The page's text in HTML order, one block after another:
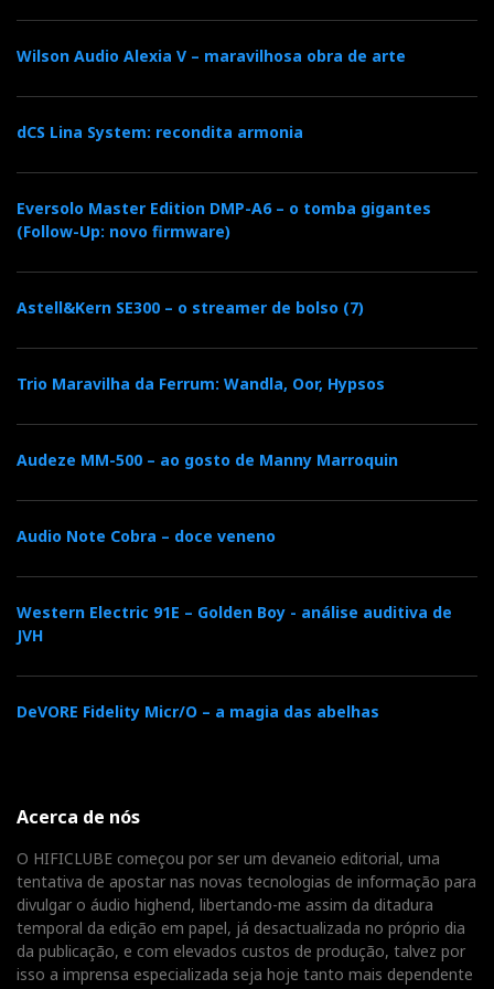
Input Impedance:
Output Impedance:
Dimensions without integra legs:420mm (w) x
670mm (d) x 310mm (h)
Weight:86kg
ULTIMA 3 mono power amp
Frequency Response:1dB @ 0.2Hz to 46kHz and
-3dB 0.1Hz to 200kHz
Signal to Noise Ratio:Better than -84dB
Output Impedance:0.04Ω
Dimensions with included integra legs:481mm x
176mm x 377mm
Amphion Krypton e Argon
Wilson Audio Alexia V – maravilhosa obra de arte
dCS Lina System: recondita armonia
Eversolo Master Edition DMP-A6 – o tomba gigantes
(Follow-Up: novo firmware)
Astell&Kern SE300 – o streamer de bolso (7)
Trio Maravilha da Ferrum: Wandla, Oor, Hypsos
Audeze MM-500 – ao gosto de Manny Marroquin
Audio Note Cobra – doce veneno
Western Electric 91E – Golden Boy - análise auditiva de
JVH
DeVORE Fidelity Micr/O – a magia das abelhas
Acerca de nós
O HIFICLUBE começou por ser um devaneio editorial, uma
tentativa de apostar nas novas tecnologias de informação para
divulgar o áudio highend, libertando-me assim da ditadura
temporal da edição em papel, já desactualizada no próprio dia
da publicação, e com elevados custos de produção, talvez por
isso a imprensa especializada seja hoje tanto mais dependente